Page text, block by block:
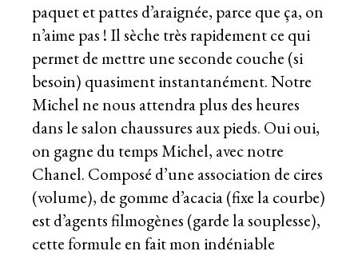
paquet et pattes d’araignée, parce que ça, on
n’aime pas ! Il sèche très rapidement ce qui
permet de mettre une seconde couche (si
besoin) quasiment instantanément. Notre
Michel ne nous attendra plus des heures
dans le salon chaussures aux pieds. Oui oui,
on gagne du temps Michel, avec notre
Chanel. Composé d’une association de cires
(volume), de gomme d’acacia (fixe la courbe)
est d’agents filmogènes (garde la souplesse),
cette formule en fait mon indéniable